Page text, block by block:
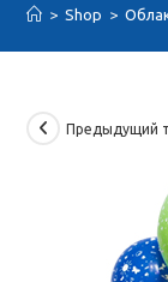
> Shop >
Предыдущий